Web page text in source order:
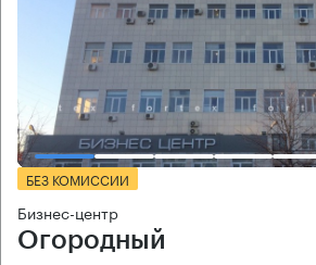
БЕЗ КОМИССИИ
Бизнес-центр
Огородный